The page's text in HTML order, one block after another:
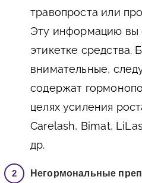
травопроста или
Эту информацию вы
этикетке средства.
внимательные,
содержат
целях усиления
Carelash, Bimat,
др.
Негормональные